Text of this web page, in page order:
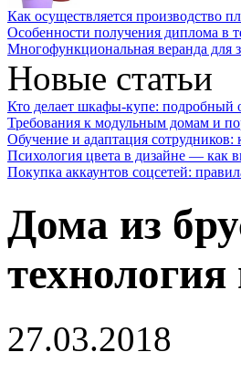
Как осуществляется производство
Особенности получения диплома в
Многофункциональная веранда для
Новые статьи
Кто делает шкафы-купе: подробный
Требования к модульным домам и
Обучение и адаптация
Психология цвета в дизайне — как
Покупка аккаунтов соцсетей:
Дома из
технология
27.03.2018